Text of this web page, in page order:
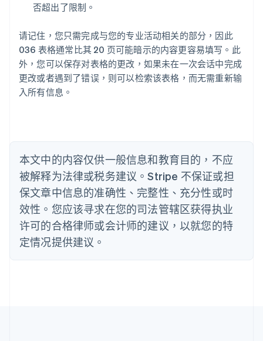
否超出了限制。
请记住，您只需完成与您的专业活动相关的部分，因此
036 表格通常比其 20 页可能暗示的内容更容易填写。此
外，您可以保存对表格的更改，如果未在一次会话中完成
更改或者遇到了错误，则可以检索该表格，而无需重新输
入所有信息。
本文中的内容仅供一般信息和教育目的，不应
被解释为法律或税务建议。Stripe 不保证或担
保文章中信息的准确性、完整性、充分性或时
效性。您应该寻求在您的司法管辖区获得执业
许可的合格律师或会计师的建议，以就您的特
定情况提供建议。
爱沙尼亚
奥地利
DeutschEnglish
澳大利亚
English
巴西
Português
English
丹麦
English
德国
DeutschEnglish
法国
FrançaisEnglish
芬兰
EnglishSvenska